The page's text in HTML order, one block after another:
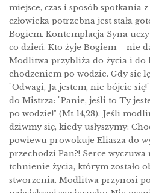
miejsce, czas i sposób spotkania
człowieka potrzebna jest stała
Bogiem. Kontemplacja Syna
co dzień. Kto żyje Bogiem – nie
Modlitwa przybliża do życia i do
chodzeniem po wodzie. Gdy się
"Odwagi, Ja jestem, nie bójcie
do Mistrza: "Panie, jeśli to Ty
po wodzie!" (Mt 14,28). Jeśli
dziwmy się, kiedy usłyszymy:
powiewu prowokuje Eliasza do
przechodzi Pan?! Serce
tchnienie życia, którym zostało
stworzenia. Modlitwa przynosi